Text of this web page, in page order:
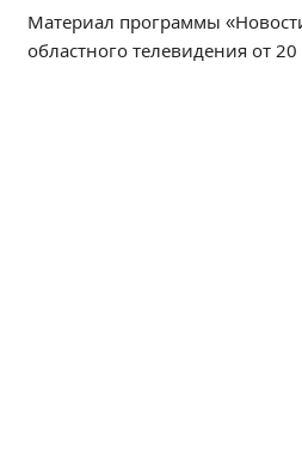
Обращения онлайн
Контакты
Материал программы
областного телевидения от